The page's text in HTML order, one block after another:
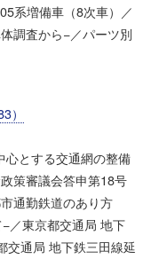
系増備車（8次車）／
調査から−／パーツ別
）
心とする交通網の整備
策審議会答申第18号
通勤鉄道のあり方
／東京都交通局 地下
交通局 地下鉄三田線延